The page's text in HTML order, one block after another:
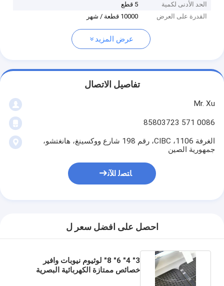
الحد الأدنى لكمية
5 قطع
القدرة على العرض
10000 قطعة / شهر
عرض المزيد
تفاصيل الاتصال
Mr. Xu
0086 571 85803723
الغرفة 1106، CIBC، رقم 198 شارع ووكسينغ، هانغتشو،
جمهورية الصين
ﺎﺘﺼﻟ ﺍﻶﻧ
احصل على افضل سعر ل
3" 4" 6" 8" لوثيوم نيوبات وافير
خصائص ممتازة الكهربائية البصرية